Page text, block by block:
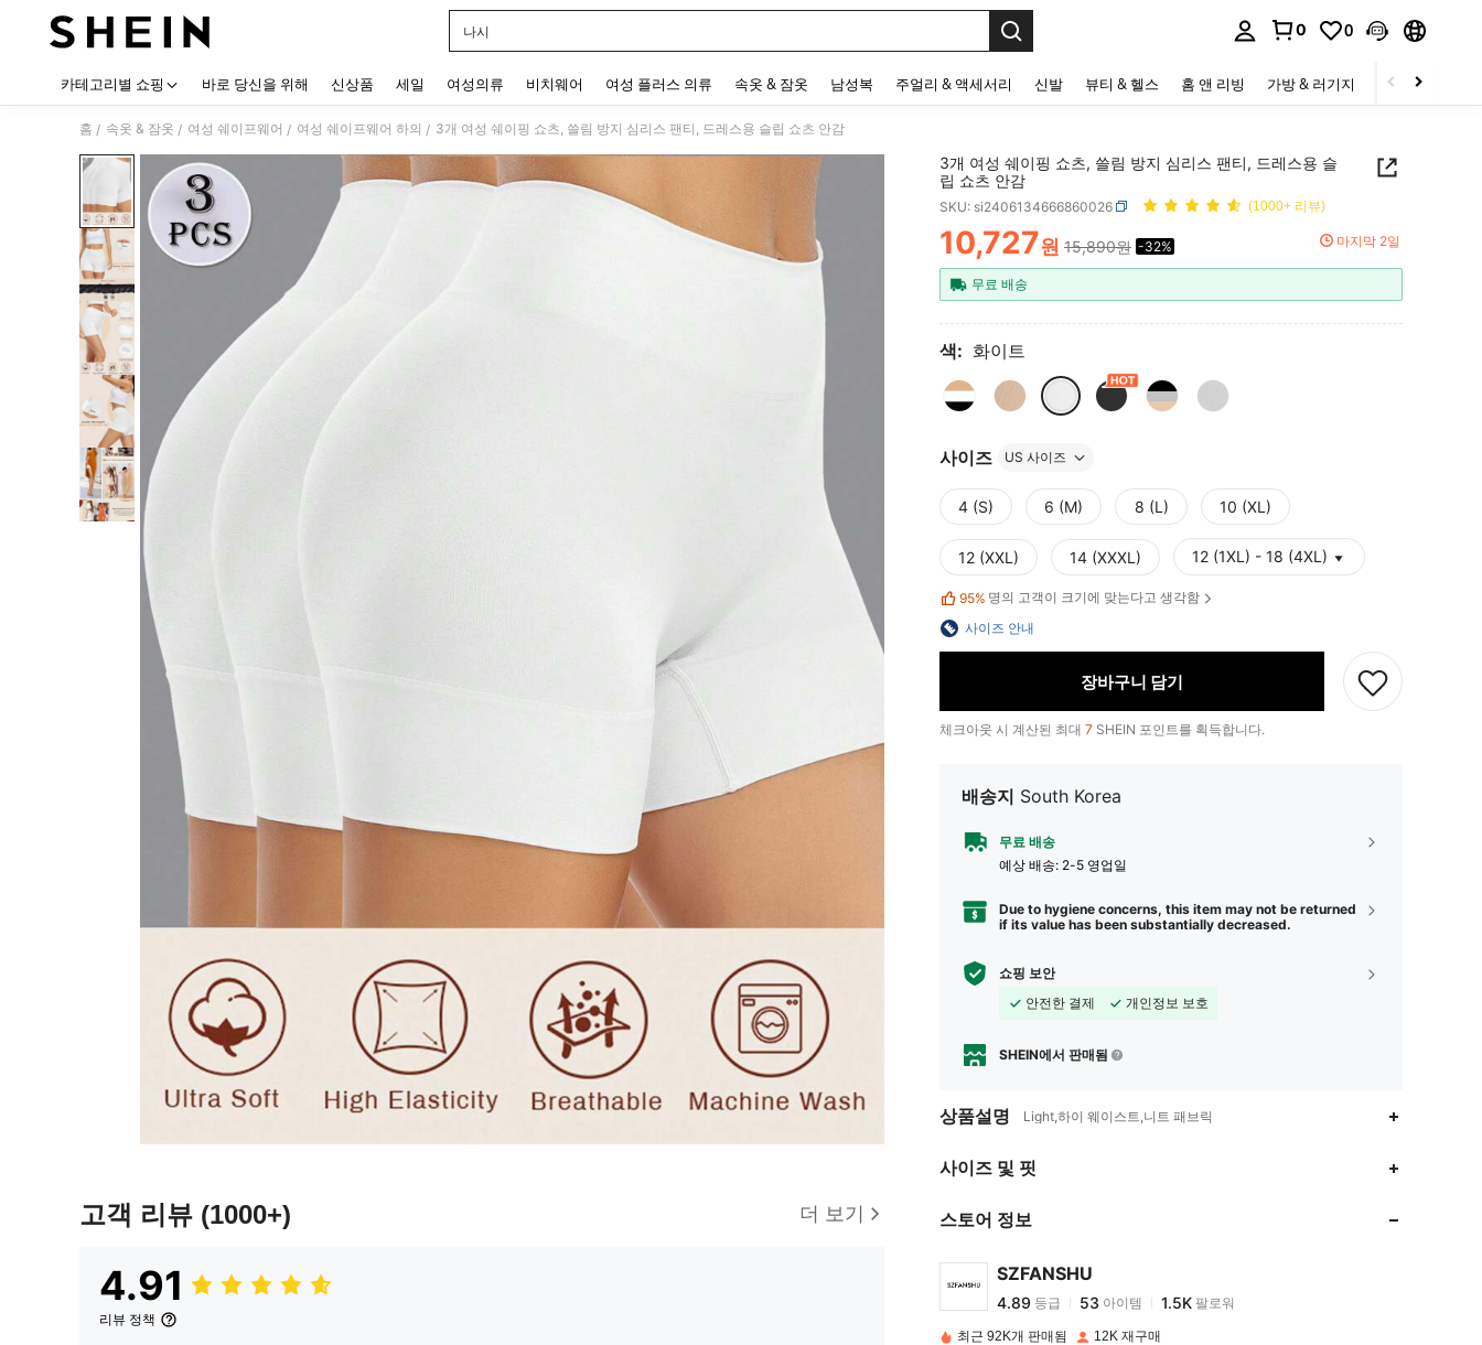
나시
0 0
카테고리별 쇼핑 바로 당신을 위해 신상품 세일 여성의류 비치웨어 여성 플러스 의류 속옷 & 잠옷 남성복 주얼리 & 액세서리 신발 뷰티 & 헬스 홈 앤 리빙 가방 & 러기지 스포츠 & 아웃
홈 / 속옷 & 잠옷 / 여성 쉐이프웨어 / 여성 쉐이프웨어 하의 / 3개 여성 쉐이핑 쇼츠, 쓸림 방지 심리스 팬티, 드레스용 슬립 쇼츠 안감
고객 리뷰 (1000+) 더 보기
4.91
리뷰 정책
3개 여성 쉐이핑 쇼츠, 쓸림 방지 심리스 팬티, 드레스용 슬
립 쇼츠 안감
SKU: si2406134666860026 (1000+ 리뷰)
PRICE AND AVAILABILITY
10,727원 15,890원 -32% 마지막 2일
무료 배송
색: 화이트
사이즈 US 사이즈
4 (S) 6 (M) 8 (L) 10 (XL)
12 (XXL) 14 (XXXL) 12 (1XL) - 18 (4XL)
95% 명의 고객이 크기에 맞는다고 생각함
사이즈 안내
장바구니 담기
체크아웃 시 계산된 최대 7 SHEIN 포인트를 획득합니다.
배송지 South Korea
무료 배송
예상 배송: 2-5 영업일
Due to hygiene concerns, this item may not be returned
if its value has been substantially decreased.
쇼핑 보안
안전한 결제
개인정보 보호
SHEIN에서 판매됨
상품설명 Light,하이 웨이스트,니트 패브릭
사이즈 및 핏
스토어 정보
SZFANSHU
4.89
4.89
4.89 53
T***a 이(가)하루 전에지불됨
최근 92K개 판매됨 12K 재구매